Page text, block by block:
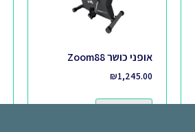
אופני כושר Zoom88
₪1,245.00